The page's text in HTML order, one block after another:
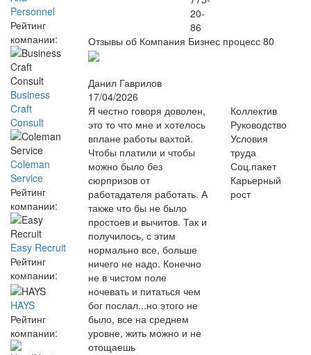
Personnel
Рейтинг
компании:
Business
Craft
Consult
Coleman
Service
Рейтинг
компании:
Easy Recruit
Рейтинг
компании:
HAYS
Рейтинг
компании:
20-
86
Отзывы об Компания Бизнес процесс 80
Данил Гаврилов
17/04/2026
Я честно говоря доволен,
это то что мне и хотелось
вплане работы вахтой.
Чтобы платили и чтобы
можно было без
сюрпризов от
работадателя работать. А
также что бы не было
простоев и вычитов. Так и
получилось, с этим
нормально все, больше
ничего не надо. Конечно
не в чистом поле
ночевать и питаться чем
бог послал...но этого не
было, все на среднем
уровне, жить можно и не
отощаешь
Коллектив
Руководство
Условия
труда
Соц.пакет
Карьерный
рост